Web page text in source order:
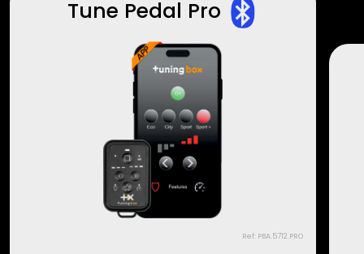
Tune Pedal Pro
Ref: PBA.5712.PRO